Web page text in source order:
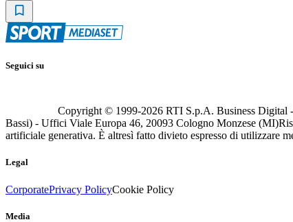
Seguici su
Copyright © 1999-2026 RTI S.p.A. Business Digital
Bassi) - Uffici Viale Europa 46, 20093 Cologno Monzese (MI)
artificiale generativa. È altresì fatto divieto espresso di utilizzare
Legal
CorporatePrivacy PolicyCookie Policy
Media